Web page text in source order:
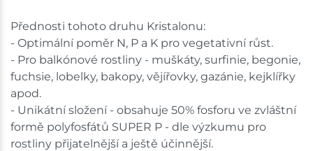
Přednosti tohoto druhu Kristalonu:
- Optimální poměr N, P a K pro vegetativní růst.
- Pro balkónové rostliny - muškáty, surfinie, begonie,
fuchsie, lobelky, bakopy, vějířovky, gazánie, kejklířky
apod.
- Unikátní složení - obsahuje 50% fosforu ve zvláštní
formě polyfosfátů SUPER P - dle výzkumu pro
rostliny přijatelnější a ještě účinnější.